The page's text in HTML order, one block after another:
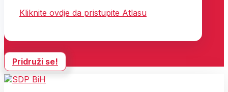
Kliknite ovdje da pristupite Atlasu
Pridruži se!